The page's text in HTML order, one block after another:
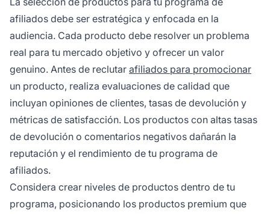
afiliados debe ser estratégica y enfocada en la
audiencia. Cada producto debe resolver un problema
real para tu mercado objetivo y ofrecer un valor
genuino. Antes de reclutar afiliados para promocionar
un producto, realiza evaluaciones de calidad que
incluyan opiniones de clientes, tasas de devolución y
métricas de satisfacción. Los productos con altas tasas
de devolución o comentarios negativos dañarán la
reputación y el rendimiento de tu programa de
afiliados.
Considera crear niveles de productos dentro de tu
programa, posicionando los productos premium que